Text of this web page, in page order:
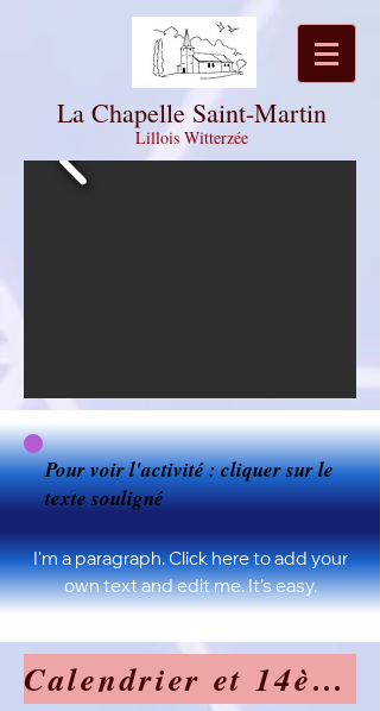
La Chapelle Saint-Martin
Lillois Witterzée
Pour voir l'activité : cliquer sur le
texte souligné
I'm a paragraph. Click here to add your
own text and edit me. It's easy.
Calendrier et 14ème Saison des Concerts à la Chapelle